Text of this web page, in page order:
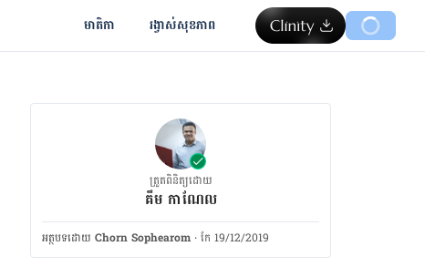
មាតិកា រង្វាស់​សុខភាព
ត្រួតពិនិត្យដោយ
គឹម កាណែល
អត្ថបទ​ដោយ Chorn Sophearom ·កែ 19/12/2019